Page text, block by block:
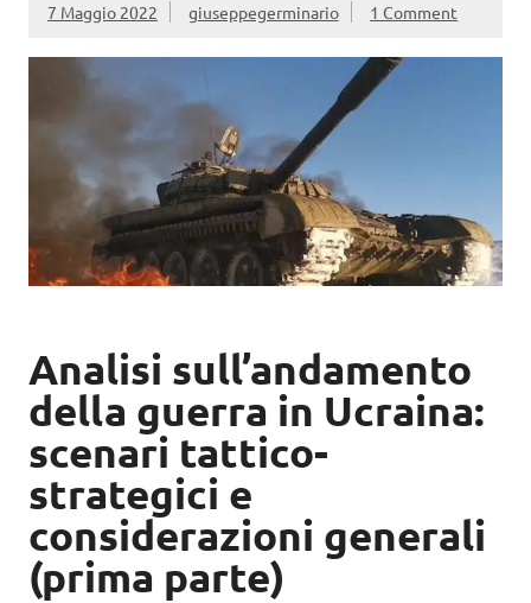
7 Maggio 2022 giuseppegerminario 1 Comment
Analisi sull’andamento
della guerra in Ucraina:
scenari tattico-
strategici e
considerazioni generali
(prima parte)